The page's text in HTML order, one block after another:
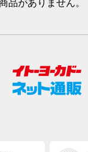
品がありません。